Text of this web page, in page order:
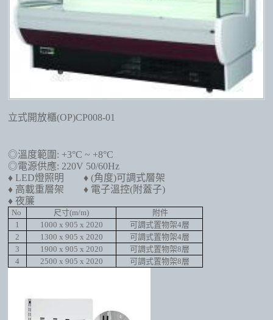
立式開放櫃(OP)CP008-01
◎溫度範圍: +3°C ~ +8°C
◎電源供應: 220V 50/60Hz
♦ LED燈照明 ♦ (角度)可調式層架
♦ 高載重層架 ♦ 電子溫控(附蓋子)
♦ 夜簾
No 尺寸(m/m)
附件
1
1000 x 905 x 2020
可調式置物架4層
2
1300 x 905 x 2020
可調式置物架4層
3
1900 x 905 x 2020
可調式置物架8層
4
2500 x 905 x 2020 可調式置物架8層